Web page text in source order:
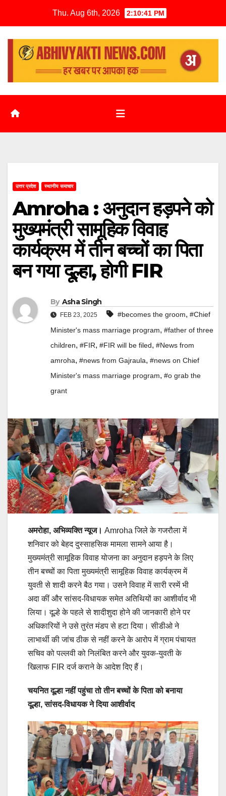
Thu. Aug 6th, 2026 2:10:42 PM
उत्तर प्रदेश स्थानीय समाचार
Amroha : अनुदान हड़पने को
मुख्यमंत्री सामूहिक विवाह
कार्यक्रम में तीन बच्चों का पिता
बन गया दूल्हा, होगी FIR
By Asha Singh
FEB 23, 2025 #becomes the groom, #Chief
Minister's mass marriage program, #father of three
children, #FIR, #FIR will be filed, #News from
amroha, #news from Gajraula, #news on Chief
Minister's mass marriage program, #o grab the
grant
अमरोहा, अभिव्यक्ति न्यूज। Amroha जिले के गजरौला में
शनिवार को बेहद दुस्साहसिक मामला सामने आया है।
मुख्यमंत्री सामूहिक विवाह योजना का अनुदान हड़पने के लिए
तीन बच्चों का पिता मुख्यमंत्री सामूहिक विवाह कार्यक्रम में
युवती से शादी करने बैठ गया। उसने विवाह में सारी रस्में भी
अदा कीं और सांसद-विधायक समेत अतिथियों का आशीर्वाद भी
लिया। दूल्हे के पहले से शादीशुदा होने की जानकारी होने पर
अधिकारियों ने उसे तुरंत मंडप से हटा दिया। सीडीओ ने
लाभार्थी की जांच ठीक से नहीं करने के आरोप में ग्राम पंचायत
सचिव को पल्लवी को निलंबित करने और युवक-युवती के
खिलाफ FIR दर्ज कराने के आदेश दिए हैं।
चयनित दूल्हा नहीं पहुंचा तो तीन बच्चों के पिता को बनाया
दूल्हा, सांसद-विधायक ने दिया आशीर्वाद